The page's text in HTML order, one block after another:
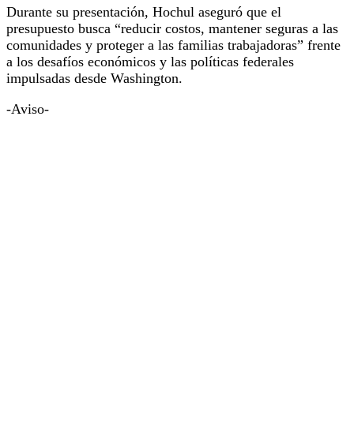
Durante su presentación, Hochul aseguró que el
presupuesto busca “reducir costos, mantener seguras a las
comunidades y proteger a las familias trabajadoras” frente
a los desafíos económicos y las políticas federales
impulsadas desde Washington.
-Aviso-